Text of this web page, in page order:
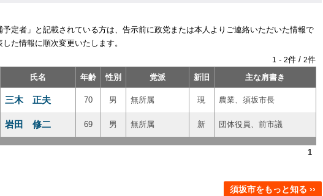
予定者」と記載されている方は、告示前に政党または本人よりご連絡いただいた情報で
た情報に順次変更いたします。
1 - 2件 / 2件
氏名 年齢 性別 党派 新旧 主な肩書き
三木 正夫 70 男 無所属 現 農業、須坂市長
岩田 修二 69 男 無所属 新 団体役員、前市議
1
須坂市をもっと知る ››